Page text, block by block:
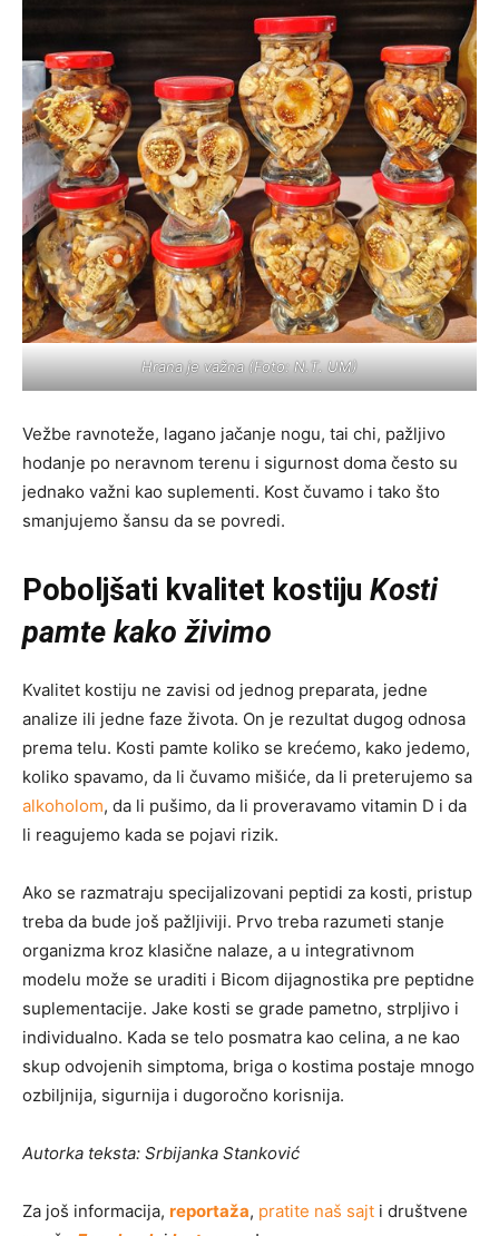
Hrana je važna (Foto: N.T. UM)
Vežbe ravnoteže, lagano jačanje nogu, tai chi, pažljivo
hodanje po neravnom terenu i sigurnost doma često su
jednako važni kao suplementi. Kost čuvamo i tako što
smanjujemo šansu da se povredi.
Poboljšati kvalitet kostiju Kosti
pamte kako živimo
Kvalitet kostiju ne zavisi od jednog preparata, jedne
analize ili jedne faze života. On je rezultat dugog odnosa
prema telu. Kosti pamte koliko se krećemo, kako jedemo,
koliko spavamo, da li čuvamo mišiće, da li preterujemo sa
alkoholom, da li pušimo, da li proveravamo vitamin D i da
li reagujemo kada se pojavi rizik.
Ako se razmatraju specijalizovani peptidi za kosti, pristup
treba da bude još pažljiviji. Prvo treba razumeti stanje
organizma kroz klasične nalaze, a u integrativnom
modelu može se uraditi i Bicom dijagnostika pre peptidne
suplementacije. Jake kosti se grade pametno, strpljivo i
individualno. Kada se telo posmatra kao celina, a ne kao
skup odvojenih simptoma, briga o kostima postaje mnogo
ozbiljnija, sigurnija i dugoročno korisnija.
Autorka teksta: Srbijanka Stanković
Za još informacija, reportaža, pratite naš sajt i društvene